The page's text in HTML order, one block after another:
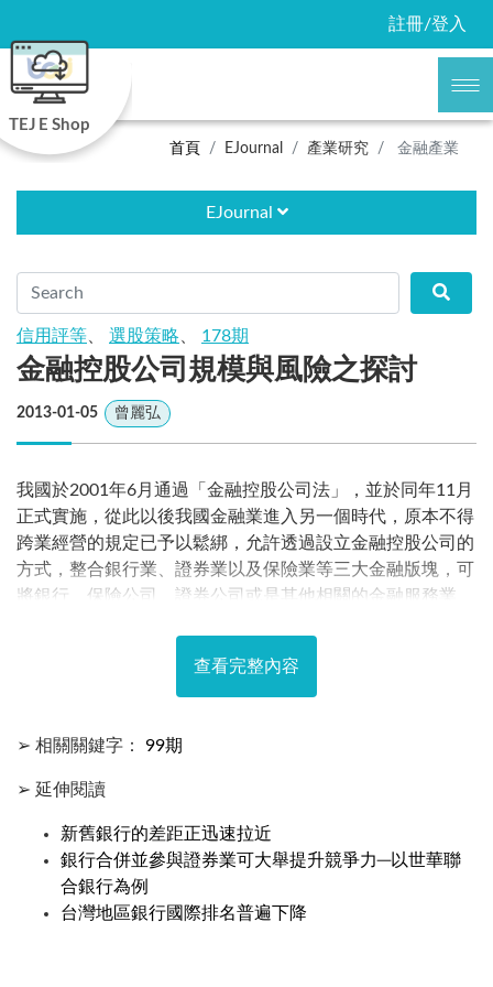
註冊/登入
TEJ E Shop
首頁
EJournal 產業研究 金融產業
EJournal
信用評等 選股策略 178期
金融控股公司規模與風險之探討
2013-01-05 曾麗弘
我國於2001年6月通過「金融控股公司法」，並於同年11月
正式實施，從此以後我國金融業進入另一個時代，原本不得
跨業經營的規定已予以鬆綁，允許透過設立金融控股公司的
方式，整合銀行業、證券業以及保險業等三大金融版塊，可
將銀行、保險公司、證券公司或是其他相關的金融服務業
大金、兆豐金、台新金、新光金、國票金、永豐金、中信
金、第一金以及日盛金等十四家金控公司。
查看完整內容
➢ 相關關鍵字： 99期
➢ 延伸閱讀
新舊銀行的差距正迅速拉近
銀行合併並參與證券業可大舉提升競爭力─以世華聯
合銀行為例
台灣地區銀行國際排名普遍下降